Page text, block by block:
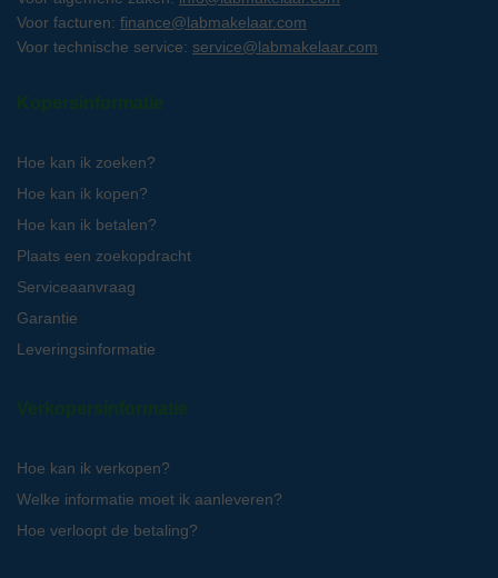
Voor facturen: finance@labmakelaar.com
Voor technische service: service@labmakelaar.com
Kopersinformatie
Hoe kan ik zoeken?
Hoe kan ik kopen?
Hoe kan ik betalen?
Plaats een zoekopdracht
Serviceaanvraag
Garantie
Leveringsinformatie
Verkopersinformatie
Hoe kan ik verkopen?
Welke informatie moet ik aanleveren?
Hoe verloopt de betaling?